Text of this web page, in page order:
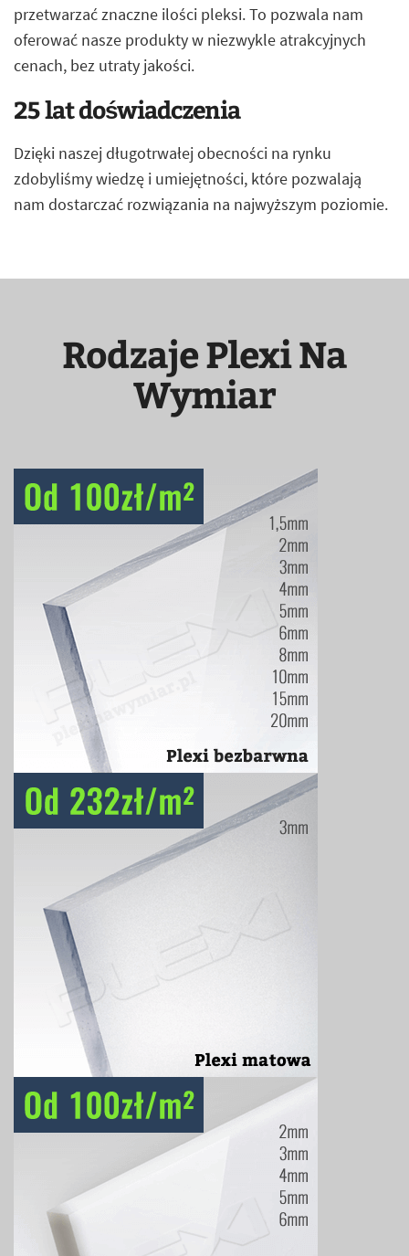
przetwarzać znaczne ilości pleksi. To pozwala nam
oferować nasze produkty w niezwykle atrakcyjnych
cenach, bez utraty jakości.
25 lat doświadczenia
Dzięki naszej długotrwałej obecności na rynku
zdobyliśmy wiedzę i umiejętności, które pozwalają
nam dostarczać rozwiązania na najwyższym poziomie.
Rodzaje Plexi Na
Wymiar